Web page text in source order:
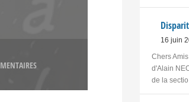
16 juin
Chers
d'Alain
de la sectio